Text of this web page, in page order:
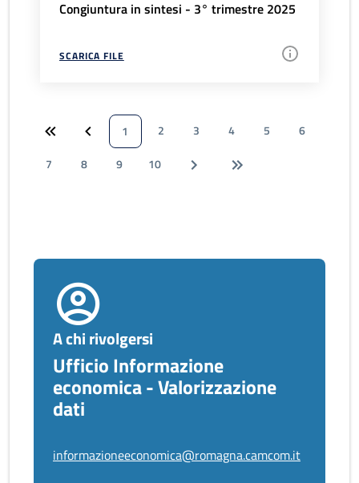
Congiuntura in sintesi - 3° trimestre 2025
SCARICA FILE
1 2 3 4 5
6
7
8 9 10
A chi rivolgersi
Ufficio Informazione
economica - Valorizzazione
dati
informazioneeconomica@romagna.camcom.it